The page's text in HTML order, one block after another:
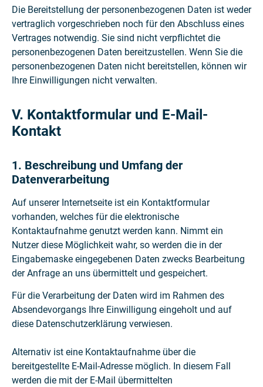
Die Bereitstellung der personenbezogenen Daten ist weder
vertraglich vorgeschrieben noch für den Abschluss eines
Vertrages notwendig. Sie sind nicht verpflichtet die
personenbezogenen Daten bereitzustellen. Wenn Sie die
personenbezogenen Daten nicht bereitstellen, können wir
Ihre Einwilligungen nicht verwalten.
V. Kontaktformular und E-Mail-
Kontakt
1. Beschreibung und Umfang der
Datenverarbeitung
Auf unserer Internetseite ist ein Kontaktformular
vorhanden, welches für die elektronische
Kontaktaufnahme genutzt werden kann. Nimmt ein
Nutzer diese Möglichkeit wahr, so werden die in der
Eingabemaske eingegebenen Daten zwecks Bearbeitung
der Anfrage an uns übermittelt und gespeichert.
Für die Verarbeitung der Daten wird im Rahmen des
Absendevorgangs Ihre Einwilligung eingeholt und auf
diese Datenschutzerklärung verwiesen.
Alternativ ist eine Kontaktaufnahme über die
bereitgestellte E-Mail-Adresse möglich. In diesem Fall
werden die mit der E-Mail übermittelten